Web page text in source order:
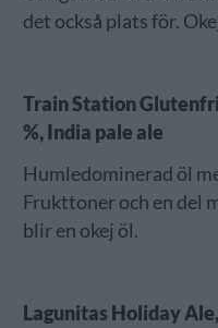
det också plats för.
Train Station Glutenfri
%, India pale ale
Humledominerad öl
Frukttoner och en del
blir en okej öl.
Lagunitas Holiday